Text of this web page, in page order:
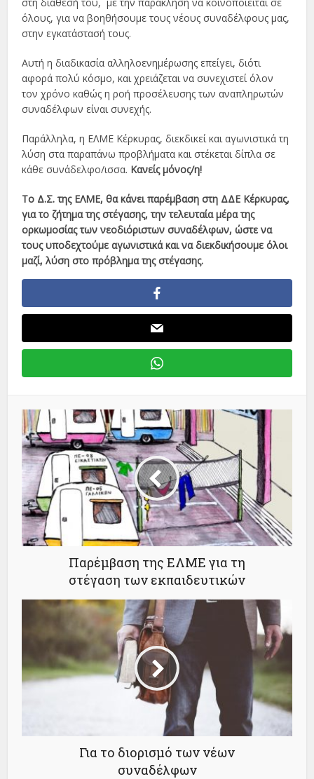
όλους, για να βοηθήσουμε τους νέους συναδέλφους μας,
στην εγκατάστασή τους.
Αυτή η διαδικασία αλληλοενημέρωσης επείγει, διότι
αφορά πολύ κόσμο, και χρειάζεται να συνεχιστεί όλον
τον χρόνο καθώς η ροή προσέλευσης των αναπληρωτών
συναδέλφων είναι συνεχής.
Παράλληλα, η ΕΛΜΕ Κέρκυρας, διεκδικεί και αγωνιστικά τη
λύση στα παραπάνω προβλήματα και στέκεται δίπλα σε
κάθε συνάδελφο/ισσα. Κανείς μόνος/η!
Το Δ.Σ. της ΕΛΜΕ, θα κάνει παρέμβαση στη ΔΔΕ Κέρκυρας,
για το ζήτημα της στέγασης, την τελευταία μέρα της
ορκωμοσίας των νεοδιόριστων συναδέλφων, ώστε να
τους υποδεχτούμε αγωνιστικά και να διεκδικήσουμε όλοι
μαζί, λύση στο πρόβλημα της στέγασης.
Παρέμβαση της ΕΛΜΕ για τη
στέγαση των εκπαιδευτικών
Για το διορισμό των νέων
συναδέλφων